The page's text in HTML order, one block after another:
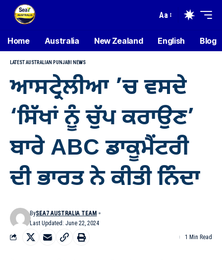
Aa
Home Australia New Zealand English Blog
LATEST AUSTRALIAN PUNJABI NEWS
ਆਸਟ੍ਰੇਲੀਆ ’ਚ ਵਸਦੇ
‘ਸਿੱਖਾਂ ਨੂੰ ਚੁੱਪ ਕਰਾਉਣ’
ਬਾਰੇ ABC ਡਾਕੂਮੈਂਟਰੀ
ਦੀ ਭਾਰਤ ਨੇ ਕੀਤੀ ਨਿੰਦਾ
Last Updated: June 22, 2024
BySEA7 AUSTRALIA TEAM
1 Min Read